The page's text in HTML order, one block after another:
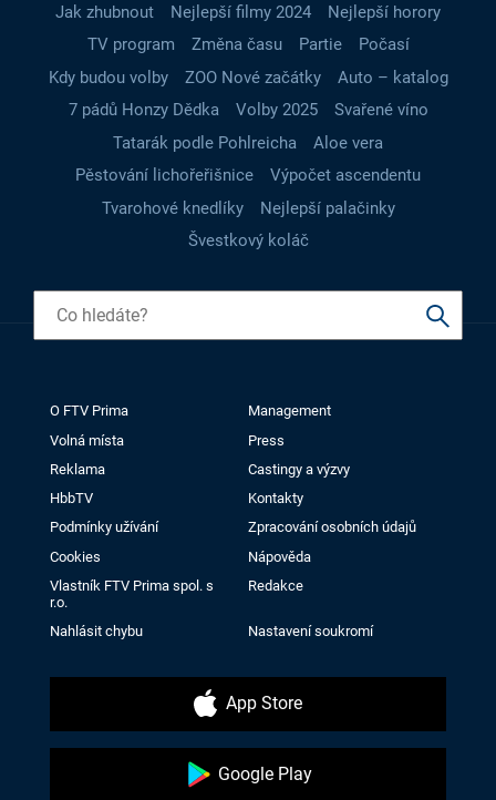
Jak zhubnout Nejlepší filmy 2024
Nejlepší horory
TV program
Změna času Partie
Počasí
Kdy budou volby
ZOO Nové začátky
Auto – katalog
7 pádů Honzy Dědka
Volby 2025
Svařené víno
Tatarák podle Pohlreicha
Aloe vera
Pěstování lichořeřišnice
Výpočet ascendentu
Tvarohové knedlíky
Nejlepší palačinky
Švestkový koláč
O FTV Prima
Management
Volná místa
Press
Reklama
Castingy a výzvy
HbbTV
Kontakty
Podmínky užívání
Zpracování osobních údajů
Cookies
Nápověda
Vlastník FTV Prima spol. s
r.o.
Redakce
Nahlásit chybu Nastavení soukromí
App Store
Google Play